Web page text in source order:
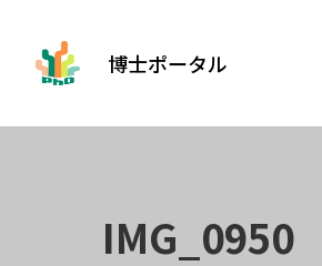
博士ポータル
IMG_0950